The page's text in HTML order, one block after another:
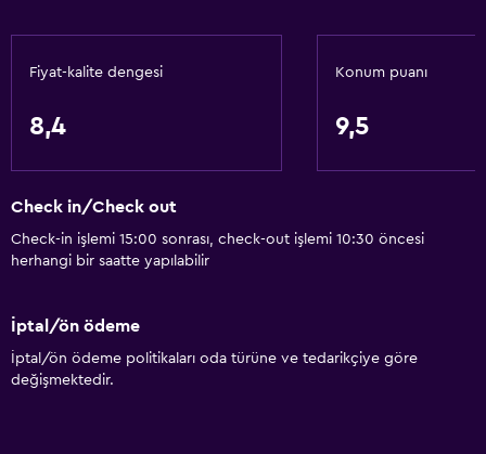
Özel banyo
Ücretsiz WiFi
İnternet
Yatak Örtüsü
Havlu
Erişilebilirlik ve uygunluk
Alerjisiz oda
Fiyat-kalite dengesi
8,4
Konum puanı
9,5
Check in/Check out
Check-in işlemi 15:00 sonrası, check-out işlemi 10:30 öncesi
herhangi bir saatte yapılabilir
İptal/ön ödeme
İptal/ön ödeme politikaları oda türüne ve tedarikçiye göre
değişmektedir.